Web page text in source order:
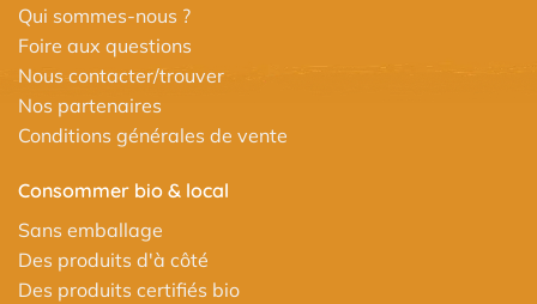
Qui sommes-nous ?
Foire aux questions
Nous contacter/trouver
Nos partenaires
Conditions générales de vente
Consommer bio & local
Sans emballage
Des produits d'à côté
Des produits certifiés bio